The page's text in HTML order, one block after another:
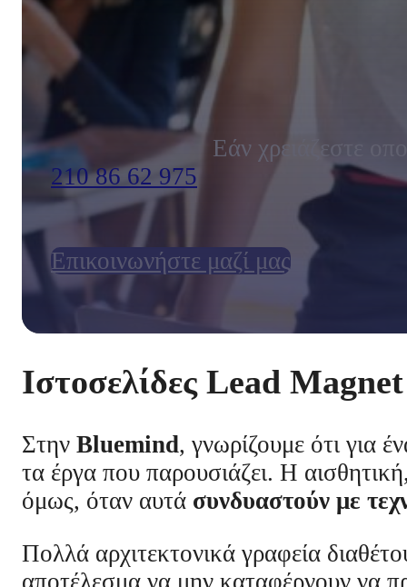
Εάν χρειάζεστε
210 86 62 975
Επικοινωνήστε μαζί μας
Ιστοσελίδες Lead Magnet
Στην Bluemind, γνωρίζουμε ότι για
τα έργα που παρουσιάζει. Η
όμως, όταν αυτά συνδυαστούν με
Πολλά αρχιτεκτονικά γραφεία
αποτέλεσμα να μην καταφέρνουν να